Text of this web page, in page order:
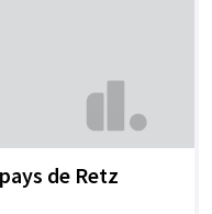
de Retz